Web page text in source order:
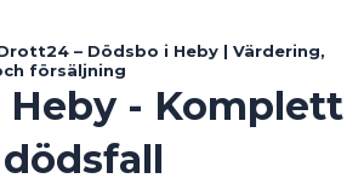
– Dödsbo i Heby | Värdering,
försäljning
Heby - Komplett